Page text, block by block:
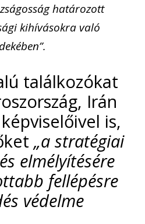
határozott
kihívásokra való
találkozókat
Irán
is,
„a stratégiai
elmélyítésére
fellépésre
védelme